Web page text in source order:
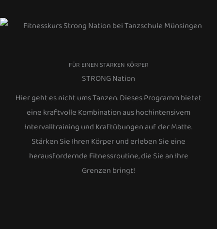
FÜR EINEN STARKEN KÖRPER
STRONG Nation
Hier geht es nicht ums Tanzen. Dieses Programm bietet
eine kraftvolle Kombination aus hochintensivem
Intervalltraining und Kraftübungen auf der Matte.
Stärken Sie Ihren Körper und erleben Sie eine
herausfordernde Fitnessroutine, die Sie an Ihre
Grenzen bringt!